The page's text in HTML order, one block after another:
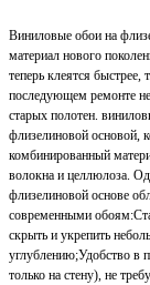
Виниловые обои на
материал нового
теперь клеятся быстрее,
последующем ремонте
старых полотен.
флизелиновой основой,
комбинированный
волокна и целлюлоза.
флизелиновой основе
современными
скрыть и укрепить
углублению;Удобство в
только на стену), не